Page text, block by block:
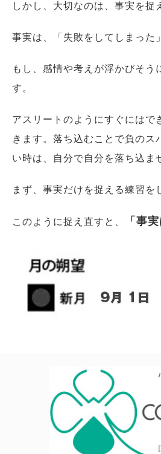
しかし、大切なのは、事実を捉
事実は、「失敗をしてしまった
もし、感情や考えが浮かびそう
す。
アスリートのようにすぐにはで
きます。落ち込むことで負の
い時は、自分で自分を落ち込ま
まず、事実だけを捉える練習を
このように捉え直すと、 「事